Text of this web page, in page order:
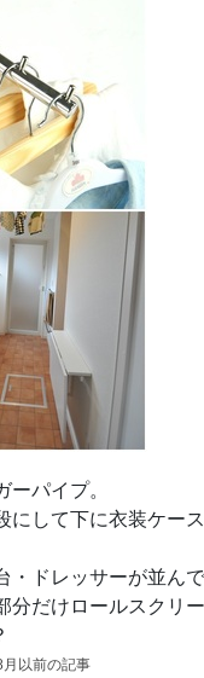
パイプ。
して下に衣装ケー
ドレッサーが並んで
だけロールスクリ
以前の記事